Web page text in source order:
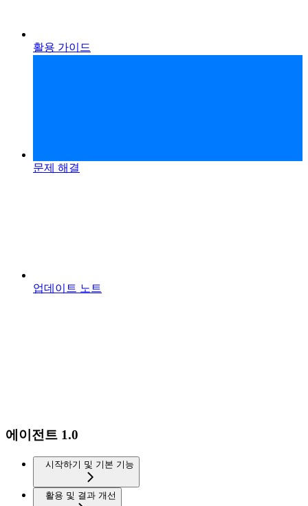
활용 가이드
문제 해결
업데이트 노트
에이전트 1.0
시작하기 및 기본 기능
활용 및 결과 개선